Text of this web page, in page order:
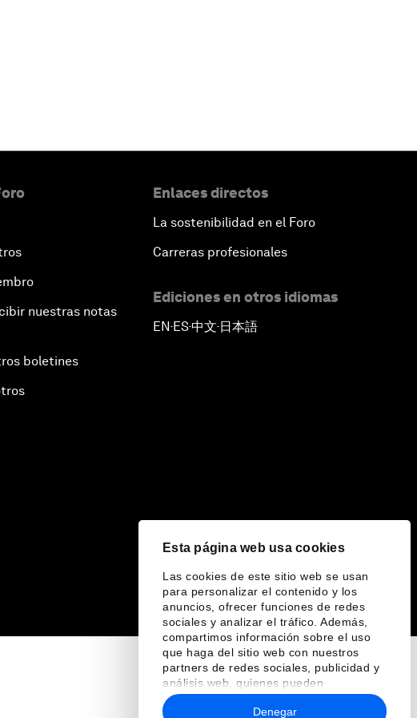
Esta página web usa cookies
Las cookies de este sitio web se usan
para personalizar el contenido y los
anuncios, ofrecer funciones de redes
sociales y analizar el tráfico. Además,
compartimos información sobre el uso
que haga del sitio web con nuestros
partners de redes sociales, publicidad y
análisis web, quienes pueden
combinarla con otra información que les
haya proporcionado o que hayan
Denegar
nuestras notas
boletines
Enlaces directos
La sostenibilidad en el Foro
Carreras profesionales
Ediciones en otros idiomas
EN▪ES▪中文▪ 日本語